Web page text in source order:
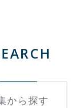
から探す